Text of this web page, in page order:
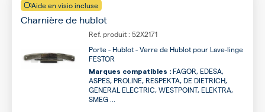
Aide en visio incluse
Charnière de hublot
Ref. produit : 52X2171
Porte - Hublot - Verre de Hublot pour Lave-linge
FESTOR
Marques compatibles : FAGOR, EDESA,
ASPES, PROLINE, RESPEKTA, DE DIETRICH,
GENERAL ELECTRIC, WESTPOINT, ELEKTRA,
SMEG ...